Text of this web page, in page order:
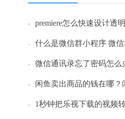
premiere怎么快速设计透
什么是微信群小程序 微信群
微信通讯录忘了密码怎么
闲鱼卖出商品的钱在哪
1秒钟把乐视下载的视频